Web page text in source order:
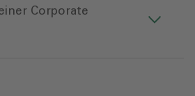
Corporate